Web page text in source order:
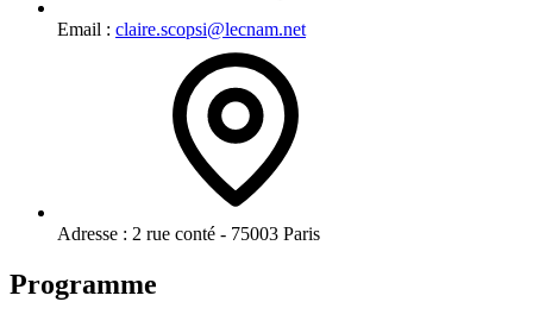
Email : claire.scopsi@lecnam.net
Adresse : 2 rue conté - 75003 Paris
Programme